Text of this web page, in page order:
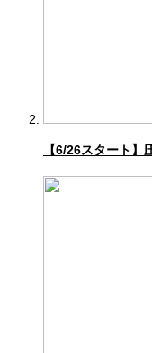
【6/26スタート】